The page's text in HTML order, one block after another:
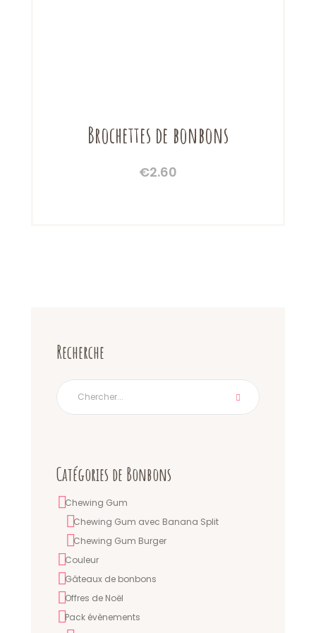
Brochettes de bonbons
€2.60
Recherche
Catégories de Bonbons
Chewing Gum
Chewing Gum avec Banana Split
Chewing Gum Burger
Couleur
Gâteaux de bonbons
Offres de Noël
Pack évènements